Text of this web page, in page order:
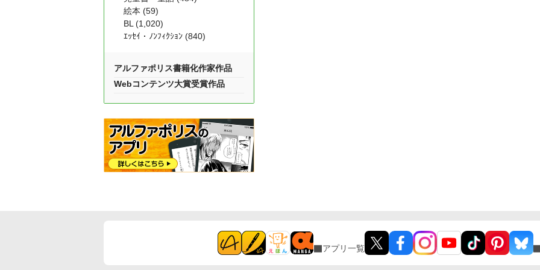
絵本 (59)
BL (1,020)
ｴｯｾｲ・ﾉﾝﾌｨｸｼｮﾝ (840)
アルファポリス書籍化作家作品
Webコンテンツ大賞受賞作品
アプリ一覧